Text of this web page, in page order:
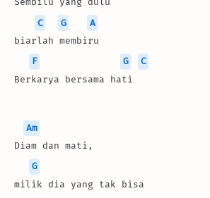
C
G
A
biarlah membiru
F
G
C
Berkarya bersama hati
Am
Diam dan mati,
G
milik dia yang tak bisa